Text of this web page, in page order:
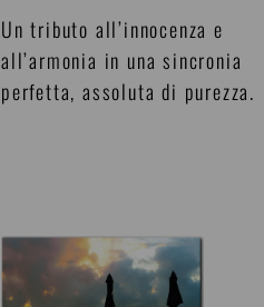
Un tributo all’innocenza e
all’armonia in una sincronia
perfetta, assoluta di purezza.